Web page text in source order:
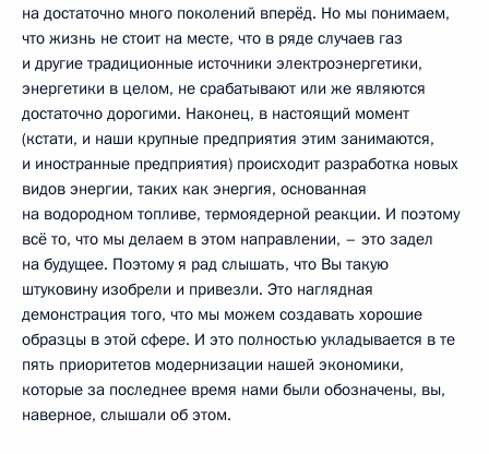
на достаточно много поколений вперёд. Но мы понимаем,
что жизнь не стоит на месте, что в ряде случаев газ
и другие традиционные источники электроэнергетики,
энергетики в целом, не срабатывают или же являются
достаточно дорогими. Наконец, в настоящий момент
(кстати, и наши крупные предприятия этим занимаются,
и иностранные предприятия) происходит разработка новых
видов энергии, таких как энергия, основанная
на водородном топливе, термоядерной реакции. И поэтому
всё то, что мы делаем в этом направлении, – это задел
на будущее. Поэтому я рад слышать, что Вы такую
штуковину изобрели и привезли. Это наглядная
демонстрация того, что мы можем создавать хорошие
образцы в этой сфере. И это полностью укладывается в те
пять приоритетов модернизации нашей экономики,
которые за последнее время нами были обозначены, вы,
наверное, слышали об этом.